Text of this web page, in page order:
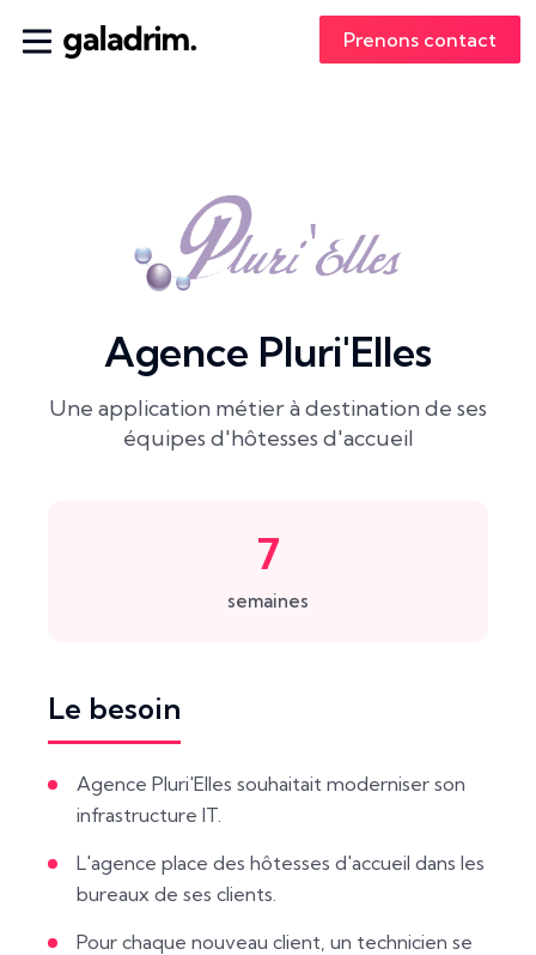
Prenons contact
Agence Pluri'Elles
Une application métier à destination de ses
équipes d'hôtesses d'accueil
7
semaines
Le besoin
Agence Pluri'Elles souhaitait moderniser son
infrastructure IT.
L'agence place des hôtesses d'accueil dans les
bureaux de ses clients.
Pour chaque nouveau client, un technicien se